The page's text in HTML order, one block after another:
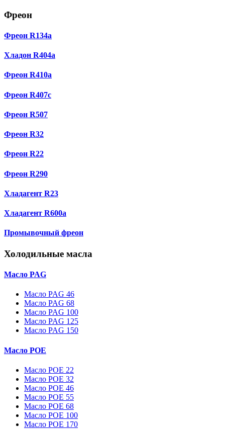
Фреон
Фреон R134a
Хладон R404a
Фреон R410a
Фреон R407с
Фреон R507
Фреон R32
Фреон R22
Фреон R290
Хладагент R23
Хладагент R600a
Промывочный фреон
Холодильные масла
Масло PAG
Масло PAG 46
Масло PAG 68
Масло PAG 100
Масло PAG 125
Масло PAG 150
Масло POE
Масло POE 22
Масло POE 32
Масло POE 46
Масло POE 55
Масло POE 68
Масло POE 100
Масло POE 170